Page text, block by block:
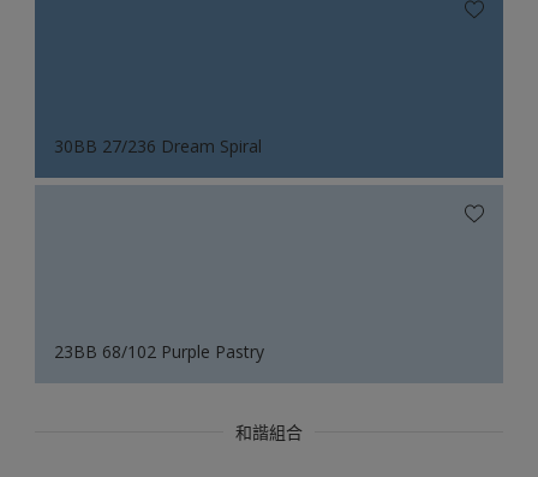
30BB 27/236 Dream Spiral
23BB 68/102 Purple Pastry
和諧組合